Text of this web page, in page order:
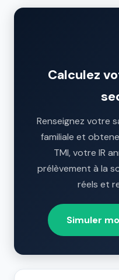
Calculez
Renseignez votre
familiale et
TMI, votre IR
prélèvement à la
réels et
Simuler